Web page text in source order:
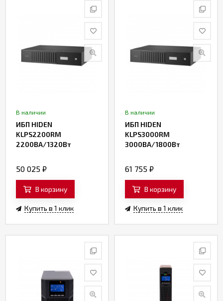
В наличии
ИБП HIDEN
KLPS2200RM
2200ВА/1320Вт
50 025 ₽
В корзину
Купить в 1 клик
В наличии
ИБП HIDEN
KLPS3000RM
3000ВА/1800Вт
61 755 ₽
В корзину
Купить в 1 клик